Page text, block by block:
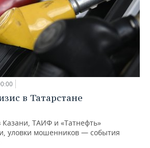
в Татарстане
ТАИФ и «Татнефть»
уловки мошенников — события